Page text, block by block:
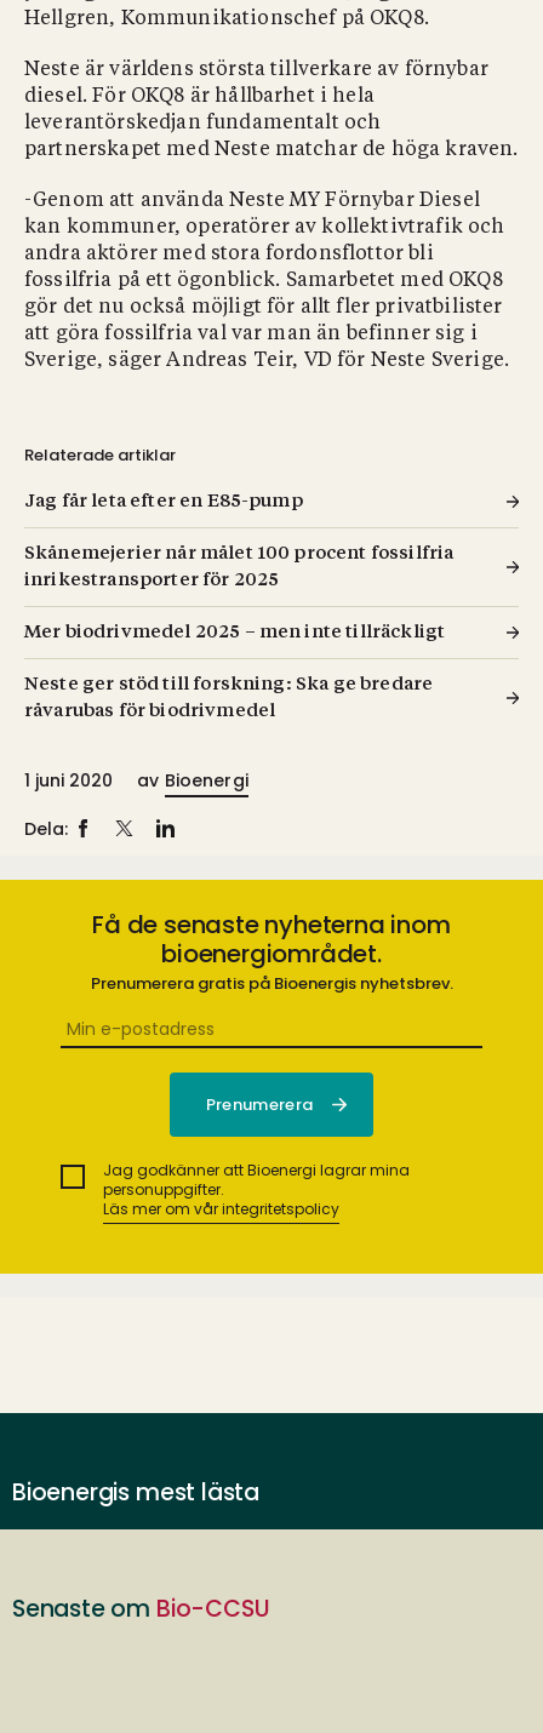
Hellgren, Kommunikationschef på OKQ8.
Neste är världens största tillverkare av förnybar
diesel. För OKQ8 är hållbarhet i hela
leverantörskedjan fundamentalt och
partnerskapet med Neste matchar de höga kraven.
-Genom att använda Neste MY Förnybar Diesel
kan kommuner, operatörer av kollektivtrafik och
andra aktörer med stora fordonsflottor bli
fossilfria på ett ögonblick. Samarbetet med OKQ8
gör det nu också möjligt för allt fler privatbilister
att göra fossilfria val var man än befinner sig i
Sverige, säger Andreas Teir, VD för Neste Sverige.
Relaterade artiklar
Jag får leta efter en E85-pump
Skånemejerier når målet 100 procent fossilfria
inrikestransporter för 2025
Mer biodrivmedel 2025 – men inte tillräckligt
Neste ger stöd till forskning: Ska ge bredare
råvarubas för biodrivmedel
1 juni 2020 av Bioenergi
Dela:
Få de senaste nyheterna inom
bioenergiområdet.
Prenumerera gratis på Bioenergis nyhetsbrev.
Jag godkänner att Bioenergi lagrar mina
personuppgifter.
Läs mer om vår integritetspolicy
Bioenergis mest lästa
Senaste om Bio-CCSU